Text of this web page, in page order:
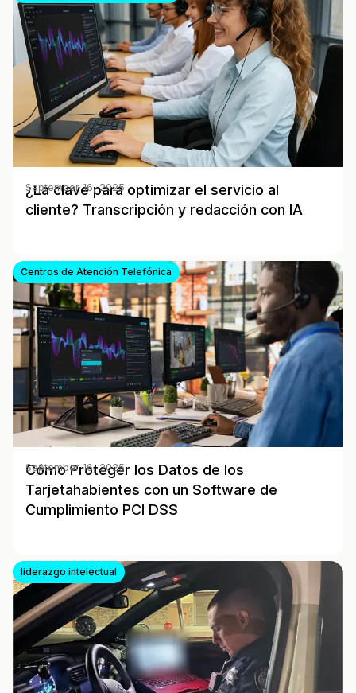
¿La clave para optimizar el servicio al
cliente? Transcripción y redacción con IA
September 16, 2025
Centros de Atención Telefónica
Cómo Proteger los Datos de los
Tarjetahabientes con un Software de
Cumplimiento PCI DSS
September 16, 2025
liderazgo intelectual